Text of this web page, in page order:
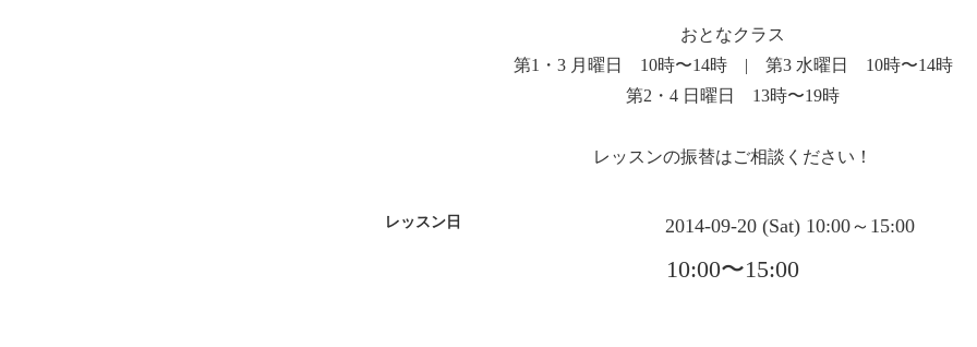
おとなクラス
第1・3 月曜日 10時〜14時 | 第3 水曜日 10時〜14時
第2・4 日曜日 13時〜19時
レッスンの振替はご相談ください！
レッスン日 2014-09-20 (Sat) 10:00～15:00
10:00〜15:00